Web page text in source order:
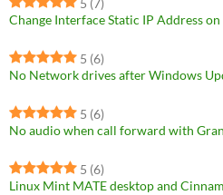
5 (7)
Change Interface Static IP Address
5 (6)
No Network drives after Windows
5 (6)
No audio when call forward with
5 (6)
Linux Mint MATE desktop and